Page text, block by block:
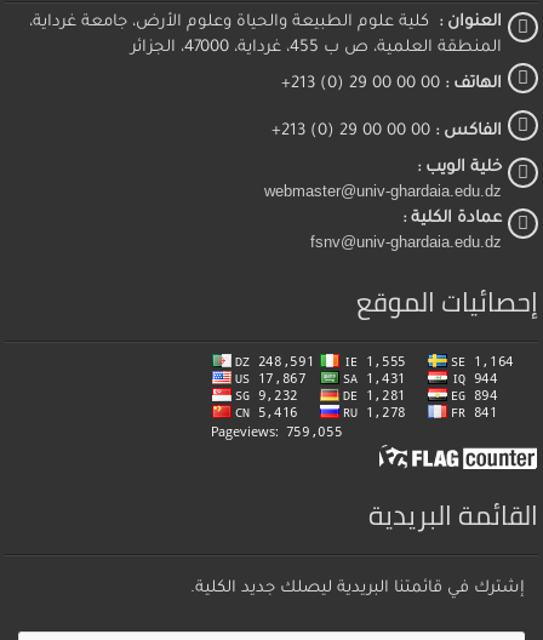
العنوان : كلية علوم الطبيعة والحياة وعلوم الأرض، جامعة غرداية،
المنطقة العلمية، ص ب 455، غرداية، 47000، الجزائر
الهاتف : 00 00 00 29 (0) 213+
الفاكس : 00 00 00 29 (0) 213+
خلية الويب :
webmaster@univ-ghardaia.edu.dz
عمادة الكلية :
fsnv@univ-ghardaia.edu.dz
إحصائيات الموقع
القائمة البريدية
إشترك في قائمتنا البريدية ليصلك جديد الكلية.